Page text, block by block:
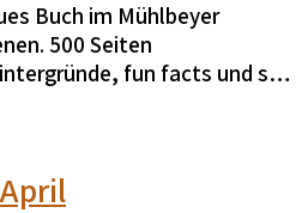
Buch im Mühlbeyer
500 Seiten
fun facts und so